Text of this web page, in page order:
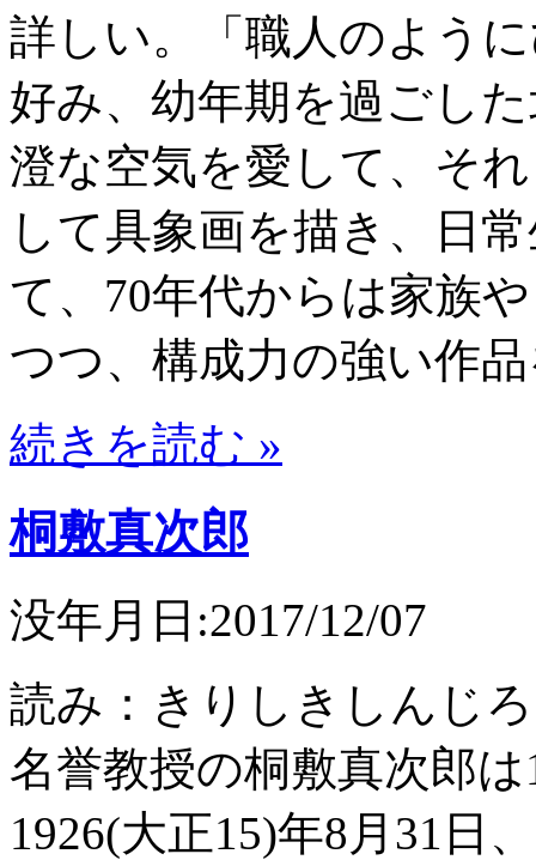
詳しい。「職人のよう
好み、幼年期を過ごし
澄な空気を愛して、そ
して具象画を描き、日
て、70年代からは家族
つつ、構成力の強い作
続きを読む »
桐敷真次郎
没年月日:2017/12/07
読み：きりしきしんじ
名誉教授の桐敷真次郎
1926(大正15)年8月31日